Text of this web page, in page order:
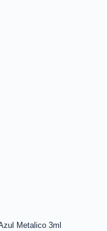
Metalico 3ml